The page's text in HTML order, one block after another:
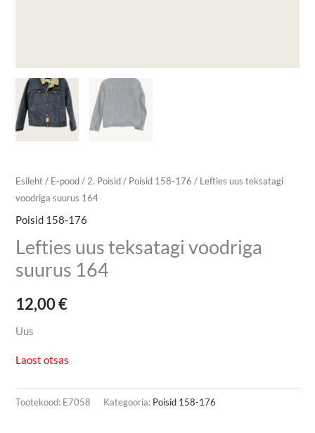
Esileht/ E-pood/ 2. Poisid/ Poisid 158-176 / Lefties uus teksatagi
voodriga suurus 164
Poisid 158-176
Lefties uus teksatagi voodriga
suurus 164
12,00€
Uus
Laost otsas
Tootekood: E7058 Kategooria: Poisid 158-176